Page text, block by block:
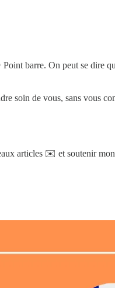
barre. On peut se dire
soin de vous, sans vous
articles ✉️ et soutenir